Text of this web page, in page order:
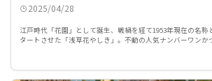
2025/04/28
江戸時代「花園」として誕生、戦禍を経て1953年現在の名称
タートさせた「浅草花やしき」。不動の人気ナンバーワンか